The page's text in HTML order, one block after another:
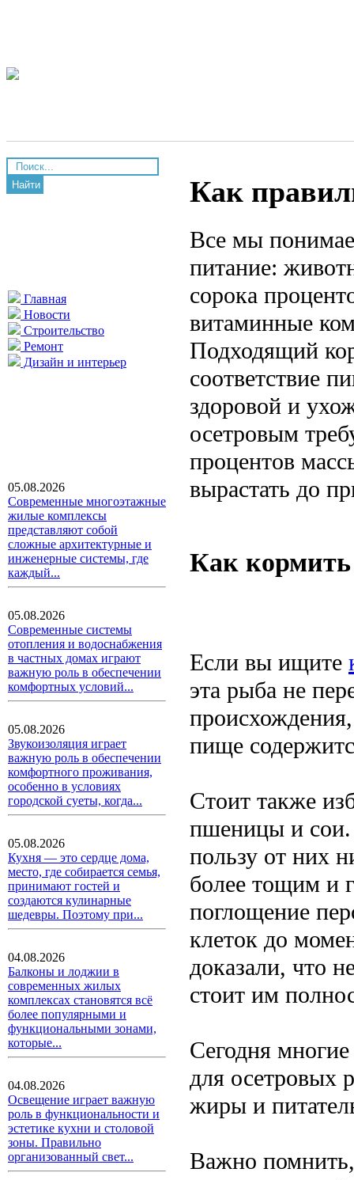
Найти
Главная
Новости
Строительство
Ремонт
Дизайн и интерьер
05.08.2026
Современные многоэтажные
жилые комплексы
представляют собой
сложные архитектурные и
инженерные системы, где
каждый...
05.08.2026
Современные системы
отопления и водоснабжения
в частных домах играют
важную роль в обеспечении
комфортных условий...
05.08.2026
Звукоизоляция играет
важную роль в обеспечении
комфортного проживания,
особенно в условиях
городской суеты, когда...
05.08.2026
Кухня — это сердце дома,
место, где собирается семья,
принимают гостей и
создаются кулинарные
шедевры. Поэтому при...
04.08.2026
Балконы и лоджии в
современных жилых
комплексах становятся всё
более популярными и
функциональными зонами,
которые...
04.08.2026
Освещение играет важную
роль в функциональности и
эстетике кухни и столовой
зоны. Правильно
организованный свет...
Как
Все мы
питание:
сорока
витаминные
Подходящий
соответствие
здоровой и
осетровым
процентов
вырастать до
Как кормить
Если вы ищите
эта рыба не
пище
Стоит также
пшеницы и сои.
пользу от них
более тощим и
поглощение
клеток до
доказали, что
стоит им
Сегодня
для осетровых
жиры и
Важно помнить,